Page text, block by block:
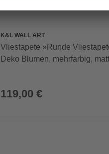
K&L WALL ART
Vliestapete »Runde
Deko Blumen, mehrfarbig, matt
119,00 €